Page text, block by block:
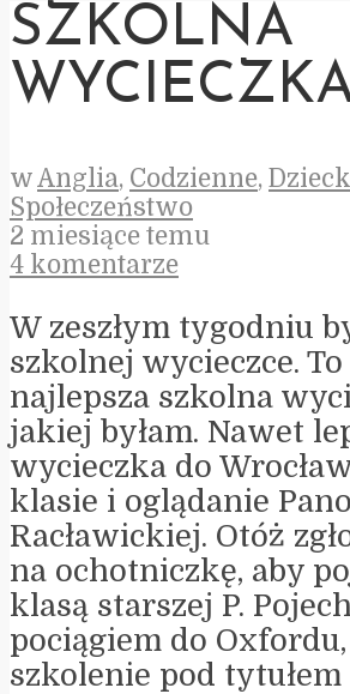
SZKOLNA
wAnglia, Codzienne,
Społeczeństwo
2 miesiące temu
4 komentarze
W zeszłym tygodniu
szkolnej wycieczce. To
najlepsza szkolna
jakiej byłam. Nawet
wycieczka do
klasie i oglądanie
Racławickiej. Otóż
na ochotniczkę, aby
klasą starszej P.
pociągiem do Oxfordu,
szkolenie pod tytułem